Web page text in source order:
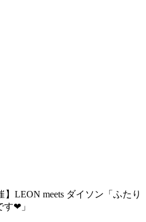
】LEON meets ダイソン「ふたり
す❤︎」